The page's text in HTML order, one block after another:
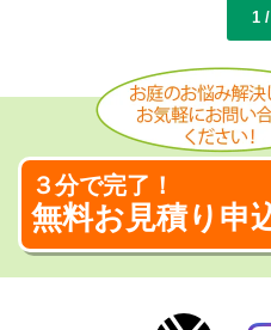
1
３分で完了！
無料お見積り申